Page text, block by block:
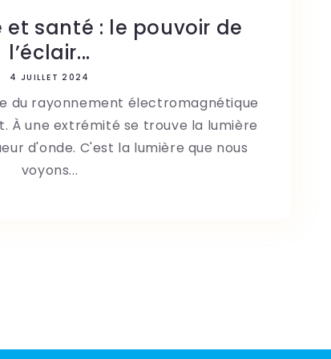
et santé : le pouvoir de
l’éclair...
4 JUILLET 2024
du rayonnement électromagnétique
À une extrémité se trouve la lumière
d'onde. C'est la lumière que nous
voyons...